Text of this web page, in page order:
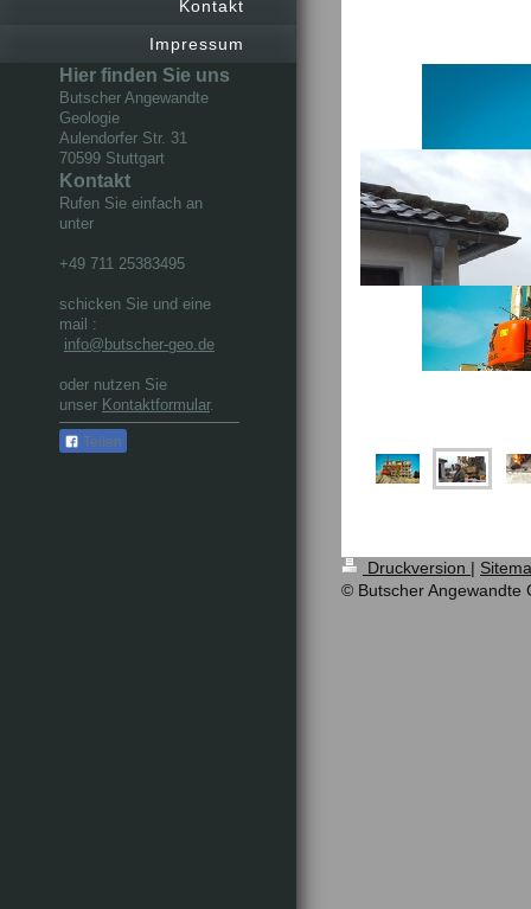
Kontakt
Impressum
Hier finden Sie uns
Butscher Angewandte
Geologie
Aulendorfer Str. 31
70599 Stuttgart
Kontakt
Rufen Sie einfach an
unter
+49 711 25383495
schicken Sie und eine
mail :
info@butscher-geo.de
oder nutzen Sie
unser Kontaktformular.
Teilen
Druckversion |
© Butscher Angewandte